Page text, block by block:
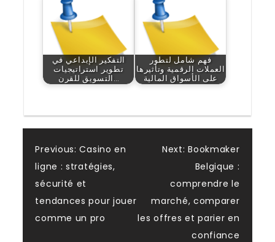
التفكير الإبداعي في
تطوير استراتيجيات
التسويق للقرن…
فهم شامل لتطور
العملات الرقمية وتأثيرها
على الأسواق المالية
Post
navigation
Previous: Casino en
ligne : stratégies,
sécurité et
tendances pour jouer
comme un pro
Next: Bookmaker
Belgique :
comprendre le
marché, comparer
les offres et parier en
confiance